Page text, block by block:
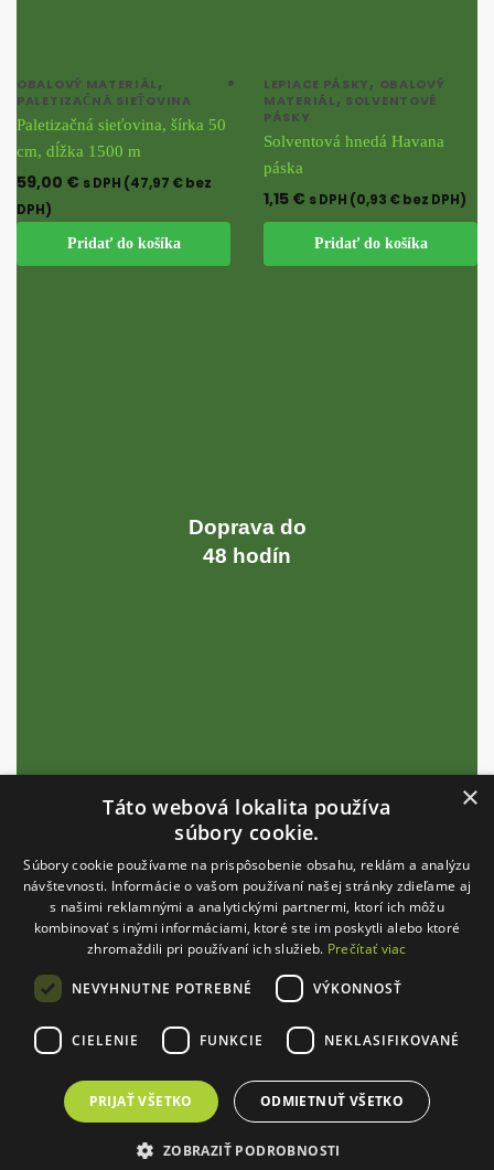
OBALOVÝ MATERIÁL,
PALETIZAČNÁ SIEŤOVINA
Paletizačná sieťovina, šírka 50
cm, dĺžka 1500 m
59,00 € s DPH (47,97 €bez
DPH)
Pridať do košíka
LEPIACE PÁSKY, OBALOVÝ
MATERIÁL, SOLVENTOVÉ
PÁSKY
Solventová hnedá Havana
páska
1,15 € s DPH (0,93 €bez DPH)
Pridať do košíka
Doprava do
48 hodín
INFORMÁCIE
Blog
Obchodné podmienky
Veľkoobchod
GDPR
Veľkoobchod
O spoločnosti
Kontaktné informácie
×
Táto webová lokalita používa
súbory cookie.
Súbory cookie používame na prispôsobenie obsahu, reklám a analýzu
návštevnosti. Informácie o vašom používaní našej stránky zdieľame aj
s našimi reklamnými a analytickými partnermi, ktorí ich môžu
kombinovať s inými informáciami, ktoré ste im poskytli alebo ktoré
zhromaždili pri používaní ich služieb. Prečítať viac
NEVYHNUTNE POTREBNÉ VÝKONNOSŤ
CIELENIE FUNKCIE NEKLASIFIKOVANÉ
PRIJAŤ VŠETKO ODMIETNUŤ VŠETKO
ZOBRAZIŤ PODROBNOSTI